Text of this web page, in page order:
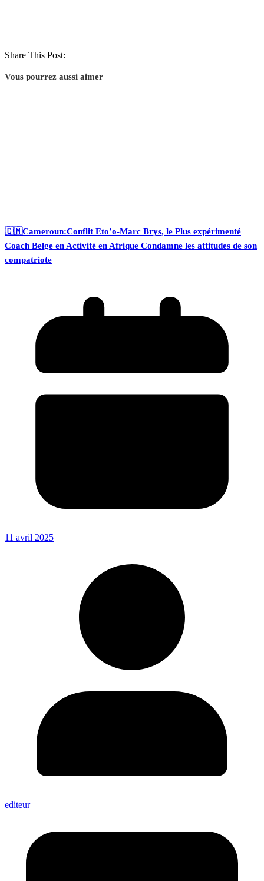
Share This Post:
Vous pourrez aussi aimer
🇨🇲Cameroun:Conflit Eto’o-Marc Brys, le Plus expérimenté
Coach Belge en Activité en Afrique Condamne les attitudes de son
compatriote
11 avril 2025
editeur